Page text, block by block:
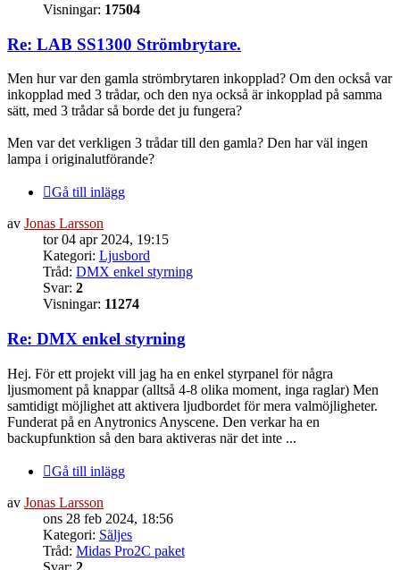
Visningar: 17504
Re: LAB SS1300 Strömbrytare.
Men hur var den gamla strömbrytaren inkopplad? Om den också var
inkopplad med 3 trådar, och den nya också är inkopplad på samma
sätt, med 3 trådar så borde det ju fungera?
Men var det verkligen 3 trådar till den gamla? Den har väl ingen
lampa i originalutförande?
Gå till inlägg
av Jonas Larsson
tor 04 apr 2024, 19:15
Kategori: Ljusbord
Tråd: DMX enkel styrning
Svar: 2
Visningar: 11274
Re: DMX enkel styrning
Hej. För ett projekt vill jag ha en enkel styrpanel för några
ljusmoment på knappar (alltså 4-8 olika moment, inga raglar) Men
samtidigt möjlighet att aktivera ljudbordet för mera valmöjligheter.
Funderat på en Anytronics Anyscene. Den verkar ha en
backupfunktion så den bara aktiveras när det inte ...
Gå till inlägg
av Jonas Larsson
ons 28 feb 2024, 18:56
Kategori: Säljes
Tråd: Midas Pro2C paket
Svar: 2